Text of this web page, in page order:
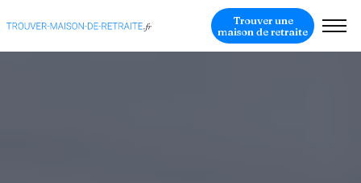
Trouver une
maison de retraite